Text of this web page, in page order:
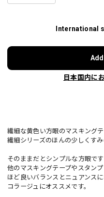
International
日本国内に
繊細な黄色い方眼のマスキングテ
繊細シリーズのほんの少しくすみ
そのままだとシンプルな方眼です
他のマスキングテープやスタン
ほど良いバランスとニュアンスに
コラージュにオススメです。